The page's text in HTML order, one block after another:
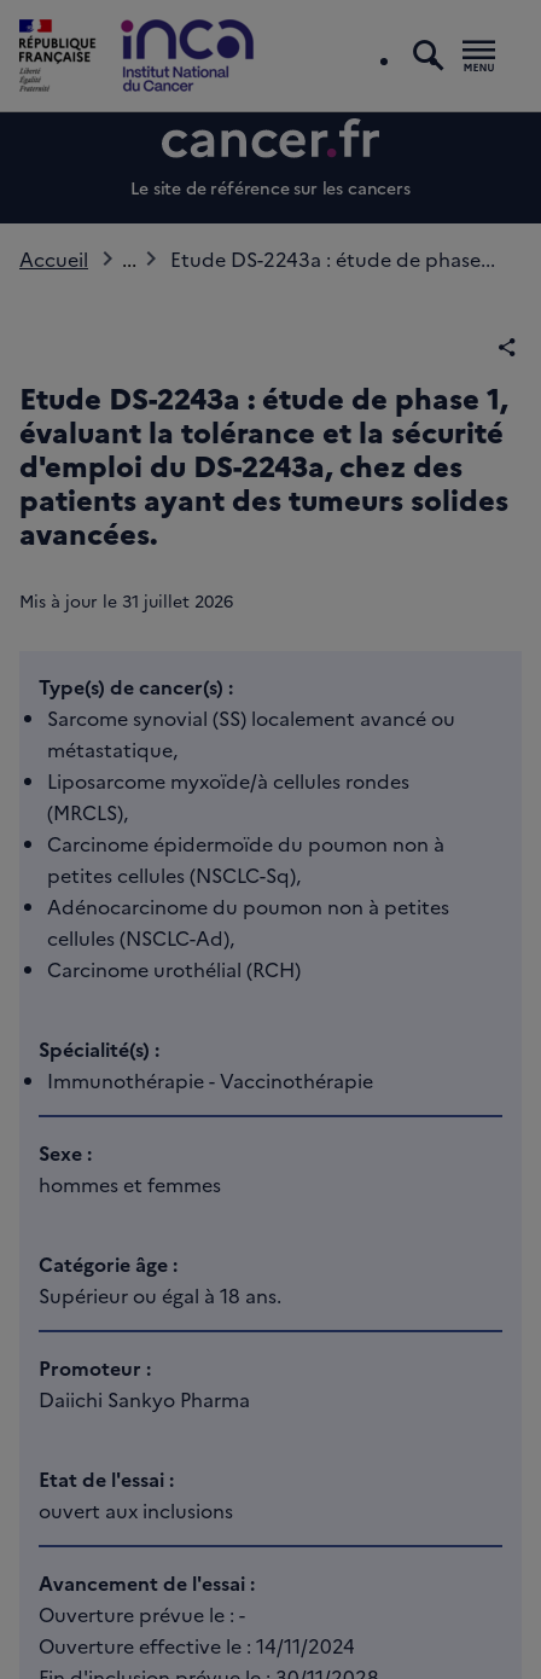
Le site de référence sur les cancers
Accueil ... Etude DS-2243a : étude de phase...
Etude DS-2243a : étude de phase 1,
évaluant la tolérance et la sécurité
d'emploi du DS-2243a, chez des
patients ayant des tumeurs solides
avancées.
Mis à jour le 31 juillet 2026
Type(s) de cancer(s) :
Sarcome synovial (SS) localement avancé ou
métastatique,
Liposarcome myxoïde/à cellules rondes
(MRCLS),
Carcinome épidermoïde du poumon non à
petites cellules (NSCLC-Sq),
Adénocarcinome du poumon non à petites
cellules (NSCLC-Ad),
Carcinome urothélial (RCH)
Spécialité(s) :
Immunothérapie - Vaccinothérapie
Sexe :
hommes et femmes
Catégorie âge :
Supérieur ou égal à 18 ans.
Promoteur :
Daiichi Sankyo Pharma
Etat de l'essai :
ouvert aux inclusions
Avancement de l'essai :
Ouverture prévue le : -
Ouverture effective le : 14/11/2024